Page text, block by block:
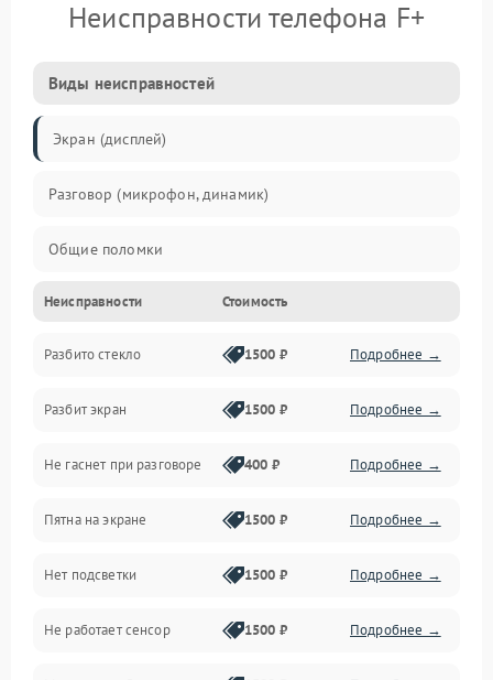
Неисправности телефона F+
Виды неисправностей
Экран (дисплей)
Разговор (микрофон, динамик)
Общие поломки
Проблемы связи
Камеры
Проблемы с дисплеем и сенсором
Зарядка
Проблемы с питанием, зарядкой и аккумулятором
Проблемы с работой системы, корпусом и другие
Неисправности Стоимость
Разбито стекло 1500 ₽ Подробнее →
Разбит экран 1500 ₽ Подробнее →
Не гаснет при разговоре 400 ₽ Подробнее →
Пятна на экране 1500 ₽ Подробнее →
Нет подсветки 1500 ₽ Подробнее →
Не работает сенсор 1500 ₽ Подробнее →